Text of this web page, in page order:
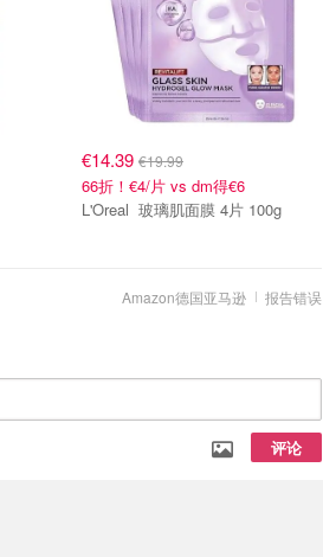
€14.39 €19.99
66折！€4/片 vs dm得€6
L'Oreal 玻璃肌面膜 4片 100g
报告错误
Amazon德国亚马逊
评论